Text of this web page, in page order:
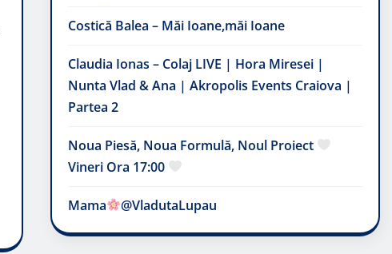
Costică Balea – Măi Ioane,măi Ioane
Claudia Ionas – Colaj LIVE | Hora Miresei |
Nunta Vlad & Ana | Akropolis Events Craiova |
Partea 2
Noua Piesă, Noua Formulă, Noul Proiect
Vineri Ora 17:00
Mama @VladutaLupau